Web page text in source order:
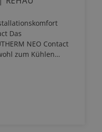
Das
NEO Contact
zum Kühlen…